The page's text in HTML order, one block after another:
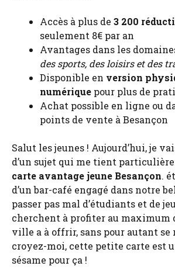
Accès à plus de 3 200
seulement 8€ par an
Avantages dans les
des sports, des loisirs et des
Disponible en version
numérique pour plus de
Achat possible en ligne ou
points de vente à Besançon
Salut les jeunes ! Aujourd’hui, je
d’un sujet qui me tient
carte avantage jeune Besançon.
d’un bar-café engagé dans notre
passer pas mal d’étudiants et de
cherchent à profiter au maximum
ville a à offrir, sans pour autant se
croyez-moi, cette petite carte est
sésame pour ça !